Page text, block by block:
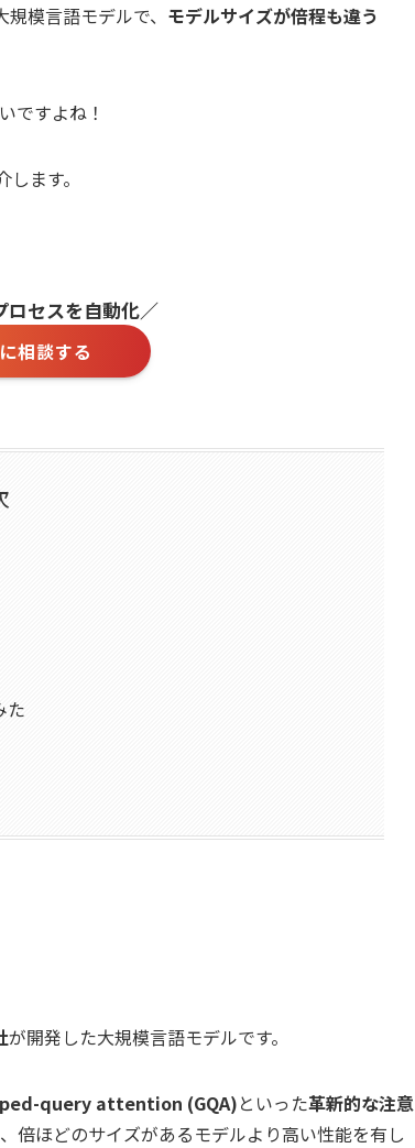
模言語モデルで、 モデルサイズが倍程も違う
ですよね！
ます。
ロセスを自動化／
相談する
た
が開発した大規模言語モデルです。
query attention (GQA)といった革新的な注意
倍ほどのサイズがあるモデルより高い性能を有し